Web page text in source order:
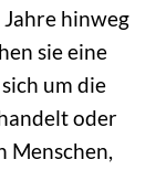
hinweg
sie eine
um die
oder
Menschen,